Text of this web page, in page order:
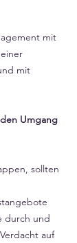
mit
mit
Umgang
sollten
durch und
auf